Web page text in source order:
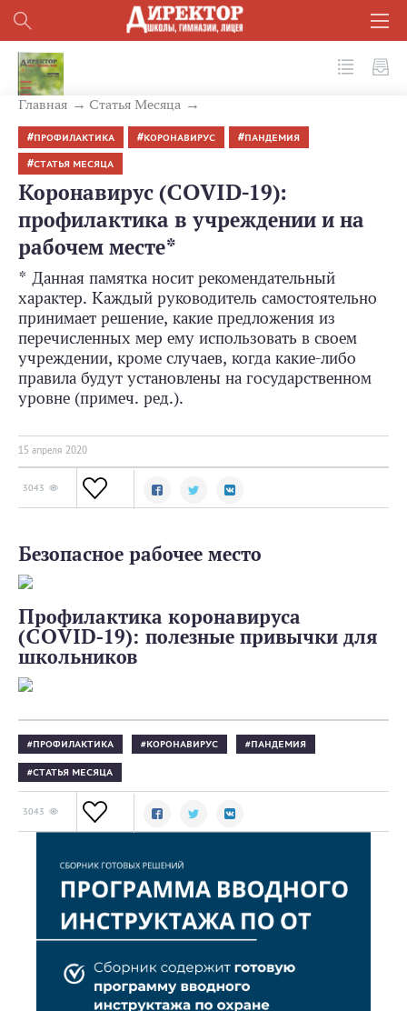
Главная Статья Месяца
ПРОФИЛАКТИКА КОРОНАВИРУС ПАНДЕМИЯ
СТАТЬЯ МЕСЯЦА
Коронавирус (COVID-19):
профилактика в учреждении и на
рабочем месте*
* Данная памятка носит рекомендательный
характер. Каждый руководитель самостоятельно
принимает решение, какие предложения из
перечисленных мер ему использовать в своем
учреждении, кроме случаев, когда какие-­либо
правила будут установлены на государственном
уровне (примеч. ред.).
15 апреля 2020
3043
Безопасное рабочее место
Профилактика коронавируса
(COVID-19): полезные привычки для
школьников
ПРОФИЛАКТИКА КОРОНАВИРУС ПАНДЕМИЯ
СТАТЬЯ МЕСЯЦА
3043